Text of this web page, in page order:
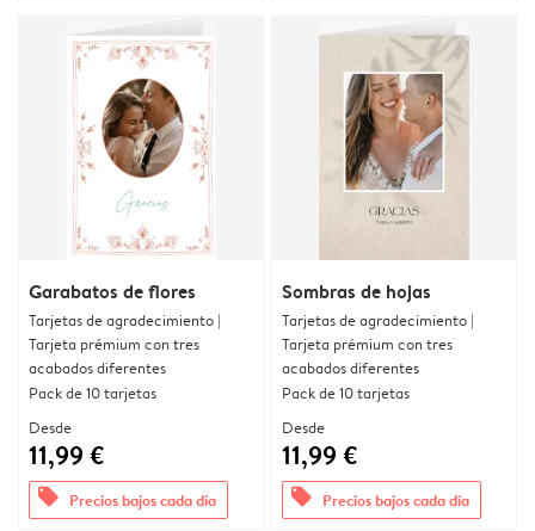
Garabatos de flores
Tarjetas de agradecimiento |
Tarjeta prémium con tres
acabados diferentes
Pack de 10 tarjetas
Desde
11,99 €
offers Precios bajos cada día
Sombras de hojas
Tarjetas de agradecimiento |
Tarjeta prémium con tres
acabados diferentes
Pack de 10 tarjetas
Desde
11,99 €
offers Precios bajos cada día